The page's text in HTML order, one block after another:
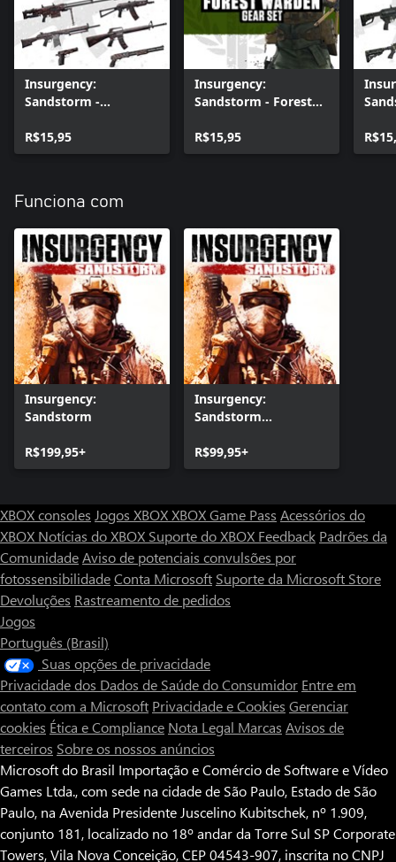
Insurgency:
Sandstorm -
Skin Set
R$15,95
Insurgency:
Sandstorm - Forest
R$15,95
Set
Funciona com
Insurgency:
Sandstorm
R$199,95+
Insurgency:
Sandstorm
R$99,95+
XBOX consoles Jogos XBOXXBOX Game Pass Acessórios do
XBOX Notícias do XBOX Suporte do XBOX Feedback Padrões da
ComunidadeAviso de potenciais convulsões por
fotossensibilidadeConta Microsoft Suporte da Microsoft Store
Devoluções Rastreamento de pedidos
Jogos
Português (Brasil)
Suas opções de privacidade
Privacidade dos Dados de Saúde do Consumidor Entre em
contato com a Microsoft Privacidade e Cookies Gerenciar
cookies Ética e Compliance Nota Legal Marcas Avisos de
terceiros Sobre os nossos anúncios
Microsoft do Brasil Importação e Comércio de Software e Vídeo
Games Ltda., com sede na cidade de São Paulo, Estado de São
Paulo, na Avenida Presidente Juscelino Kubitschek, nº 1.909,
conjunto 181, localizado no 18º andar da Torre Sul SP Corporate
Towers, Vila Nova Conceição, CEP 04543-907, inscrita no CNPJ